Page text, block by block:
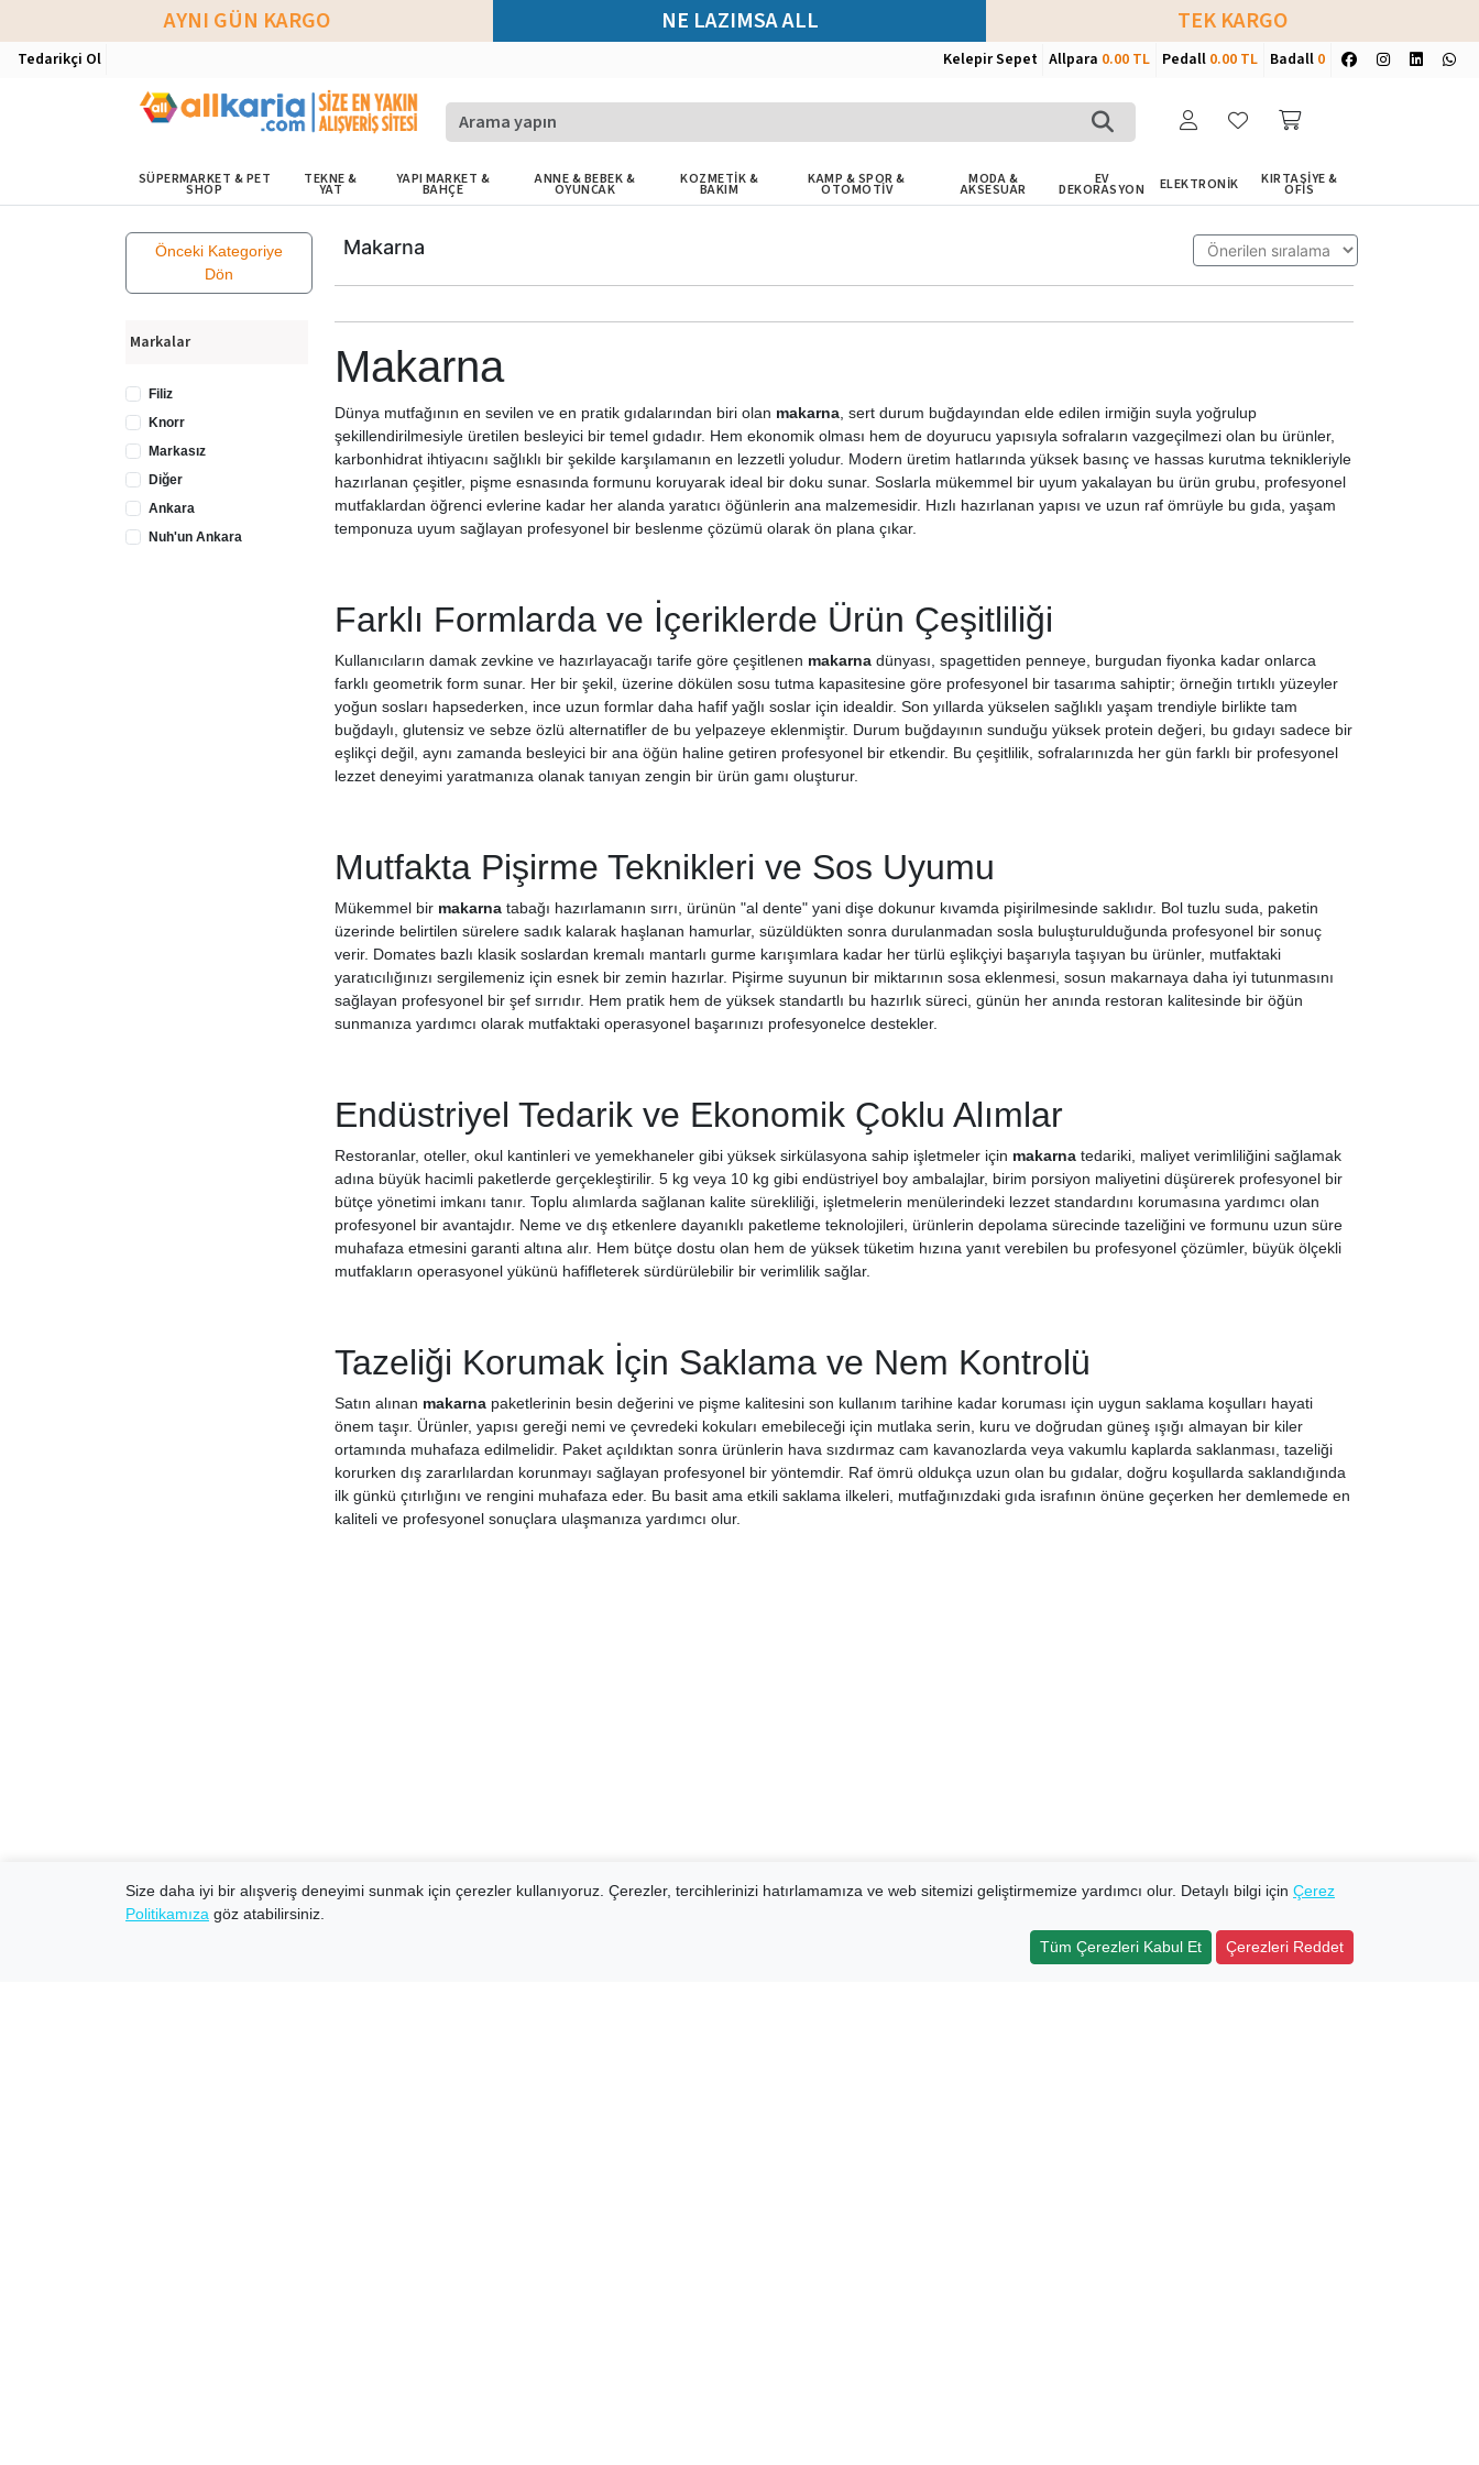
AYNI GÜN KARGO NE LAZIMSA ALL TEK KARGO
Tedarikçi Ol Kelepir Sepet Allpara 0.00 TL Pedall 0.00 TL Badall 0
SÜPERMARKET & PET
SHOP
TEKNE &
YAT
YAPI MARKET &
BAHÇE
ANNE & BEBEK &
OYUNCAK
KOZMETİK &
BAKIM
KAMP & SPOR &
OTOMOTİV
MODA &
AKSESUAR
EV
DEKORASYON ELEKTRONİK KIRTASİYE &
OFİS
Önceki Kategoriye
Dön
Markalar
Filiz
Knorr
Markasız
Diğer
Ankara
Nuh'un Ankara
Makarna
Makarna
Dünya mutfağının en sevilen ve en pratik gıdalarından biri olan makarna , sert durum buğdayından elde edilen irmiğin suyla yoğrulup
şekillendirilmesiyle üretilen besleyici bir temel gıdadır. Hem ekonomik olması hem de doyurucu yapısıyla sofraların vazgeçilmezi olan bu ürünler,
karbonhidrat ihtiyacını sağlıklı bir şekilde karşılamanın en lezzetli yoludur. Modern üretim hatlarında yüksek basınç ve hassas kurutma teknikleriyle
hazırlanan çeşitler, pişme esnasında formunu koruyarak ideal bir doku sunar. Soslarla mükemmel bir uyum yakalayan bu ürün grubu, profesyonel
mutfaklardan öğrenci evlerine kadar her alanda yaratıcı öğünlerin ana malzemesidir. Hızlı hazırlanan yapısı ve uzun raf ömrüyle bu gıda, yaşam
temponuza uyum sağlayan profesyonel bir beslenme çözümü olarak ön plana çıkar.
Farklı Formlarda ve İçeriklerde Ürün Çeşitliliği
Kullanıcıların damak zevkine ve hazırlayacağı tarife göre çeşitlenen makarna dünyası, spagettiden penneye, burgudan fiyonka kadar onlarca
farklı geometrik form sunar. Her bir şekil, üzerine dökülen sosu tutma kapasitesine göre profesyonel bir tasarıma sahiptir; örneğin tırtıklı yüzeyler
yoğun sosları hapsederken, ince uzun formlar daha hafif yağlı soslar için idealdir. Son yıllarda yükselen sağlıklı yaşam trendiyle birlikte tam
buğdaylı, glutensiz ve sebze özlü alternatifler de bu yelpazeye eklenmiştir. Durum buğdayının sunduğu yüksek protein değeri, bu gıdayı sadece bir
eşlikçi değil, aynı zamanda besleyici bir ana öğün haline getiren profesyonel bir etkendir. Bu çeşitlilik, sofralarınızda her gün farklı bir profesyonel
lezzet deneyimi yaratmanıza olanak tanıyan zengin bir ürün gamı oluşturur.
Mutfakta Pişirme Teknikleri ve Sos Uyumu
Mükemmel bir makarna tabağı hazırlamanın sırrı, ürünün "al dente" yani dişe dokunur kıvamda pişirilmesinde saklıdır. Bol tuzlu suda, paketin
üzerinde belirtilen sürelere sadık kalarak haşlanan hamurlar, süzüldükten sonra durulanmadan sosla buluşturulduğunda profesyonel bir sonuç
verir. Domates bazlı klasik soslardan kremalı mantarlı gurme karışımlara kadar her türlü eşlikçiyi başarıyla taşıyan bu ürünler, mutfaktaki
yaratıcılığınızı sergilemeniz için esnek bir zemin hazırlar. Pişirme suyunun bir miktarının sosa eklenmesi, sosun makarnaya daha iyi tutunmasını
sağlayan profesyonel bir şef sırrıdır. Hem pratik hem de yüksek standartlı bu hazırlık süreci, günün her anında restoran kalitesinde bir öğün
sunmanıza yardımcı olarak mutfaktaki operasyonel başarınızı profesyonelce destekler.
Endüstriyel Tedarik ve Ekonomik Çoklu Alımlar
Restoranlar, oteller, okul kantinleri ve yemekhaneler gibi yüksek sirkülasyona sahip işletmeler için makarna tedariki, maliyet verimliliğini sağlamak
adına büyük hacimli paketlerde gerçekleştirilir. 5 kg veya 10 kg gibi endüstriyel boy ambalajlar, birim porsiyon maliyetini düşürerek profesyonel bir
bütçe yönetimi imkanı tanır. Toplu alımlarda sağlanan kalite sürekliliği, işletmelerin menülerindeki lezzet standardını korumasına yardımcı olan
profesyonel bir avantajdır. Neme ve dış etkenlere dayanıklı paketleme teknolojileri, ürünlerin depolama sürecinde tazeliğini ve formunu uzun süre
muhafaza etmesini garanti altına alır. Hem bütçe dostu olan hem de yüksek tüketim hızına yanıt verebilen bu profesyonel çözümler, büyük ölçekli
mutfakların operasyonel yükünü hafifleterek sürdürülebilir bir verimlilik sağlar.
Tazeliği Korumak İçin Saklama ve Nem Kontrolü
Satın alınan makarna paketlerinin besin değerini ve pişme kalitesini son kullanım tarihine kadar koruması için uygun saklama koşulları hayati
önem taşır. Ürünler, yapısı gereği nemi ve çevredeki kokuları emebileceği için mutlaka serin, kuru ve doğrudan güneş ışığı almayan bir kiler
ortamında muhafaza edilmelidir. Paket açıldıktan sonra ürünlerin hava sızdırmaz cam kavanozlarda veya vakumlu kaplarda saklanması, tazeliği
korurken dış zararlılardan korunmayı sağlayan profesyonel bir yöntemdir. Raf ömrü oldukça uzun olan bu gıdalar, doğru koşullarda saklandığında
ilk günkü çıtırlığını ve rengini muhafaza eder. Bu basit ama etkili saklama ilkeleri, mutfağınızdaki gıda israfının önüne geçerken her demlemede en
kaliteli ve profesyonel sonuçlara ulaşmanıza yardımcı olur.
Size daha iyi bir alışveriş deneyimi sunmak için çerezler kullanıyoruz. Çerezler, tercihlerinizi hatırlamamıza ve web sitemizi geliştirmemize yardımcı olur. Detaylı bilgi için Çerez
Politikamıza göz atabilirsiniz.
Tüm Çerezleri Kabul Et
Çerezleri Reddet